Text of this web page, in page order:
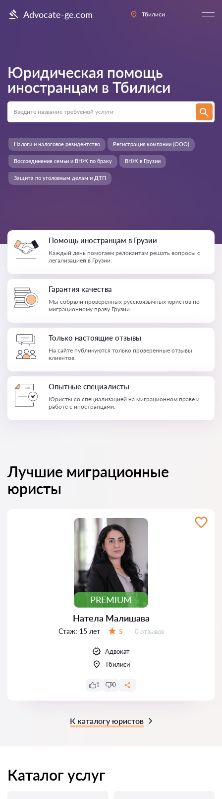
Advocate-ge.com Тбилиси
Юридическая помощь
иностранцам в Тбилиси
Защита по уголовным делам и ДТП
Налоги и налоговое резидентство Регистрация компании (ООО)
Воссоединение семьи и ВНЖ по браку ВНЖ в Грузии
Помощь иностранцам в Грузии
Каждый день помогаем релокантам решать вопросы с
легализацией в Грузии.
Гарантия качества
Мы собрали проверенных русскоязычных юристов по
миграционному праву Грузии.
Только настоящие отзывы
На сайте публикуются только проверенные отзывы
клиентов.
Опытные специалисты
Юристы со специализацией на миграционном праве и
работе с иностранцами.
Лучшие миграционные
юристы
PREMIUM
Натела Малишава
Стаж: 15 лет 5 Отзывов:
0 отзывов
Адвокат
Тбилиси
1 0
К каталогу юристов
Каталог услуг